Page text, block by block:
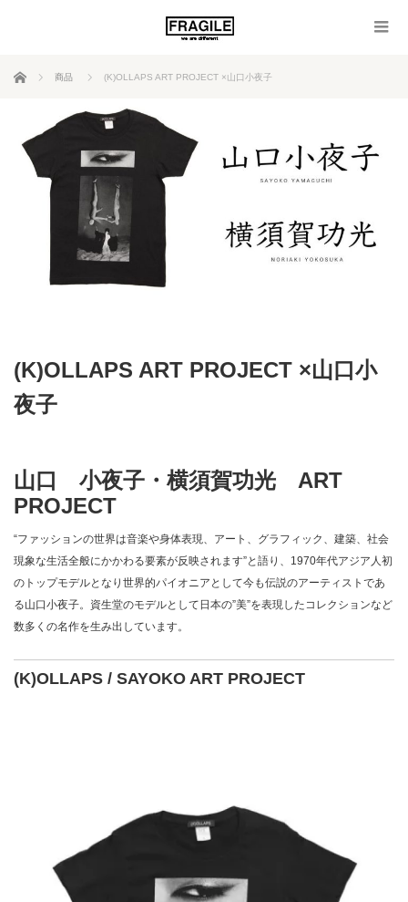
ホーム 商品 (K)OLLAPS ART PROJECT ×山口小夜子
(K)OLLAPS ART PROJECT ×山口小
夜子
山口 小夜子・横須賀功光 ART
PROJECT
“ファッションの世界は音楽や身体表現、アート、グラフィック、建築、社会
現象な生活全般にかかわる要素が反映されます”と語り、1970年代アジア人初
のトップモデルとなり世界的パイオニアとして今も伝説のアーティストであ
る山口小夜子。資生堂のモデルとして日本の”美”を表現したコレクションなど
数多くの名作を生み出しています。
(K)OLLAPS / SAYOKO ART PROJECT